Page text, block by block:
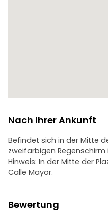
Nach Ihrer Ankunft
Befindet sich in der Mitte
zweifarbigen Regenschirm
Hinweis: In der Mitte der
Calle Mayor.
Bewertung